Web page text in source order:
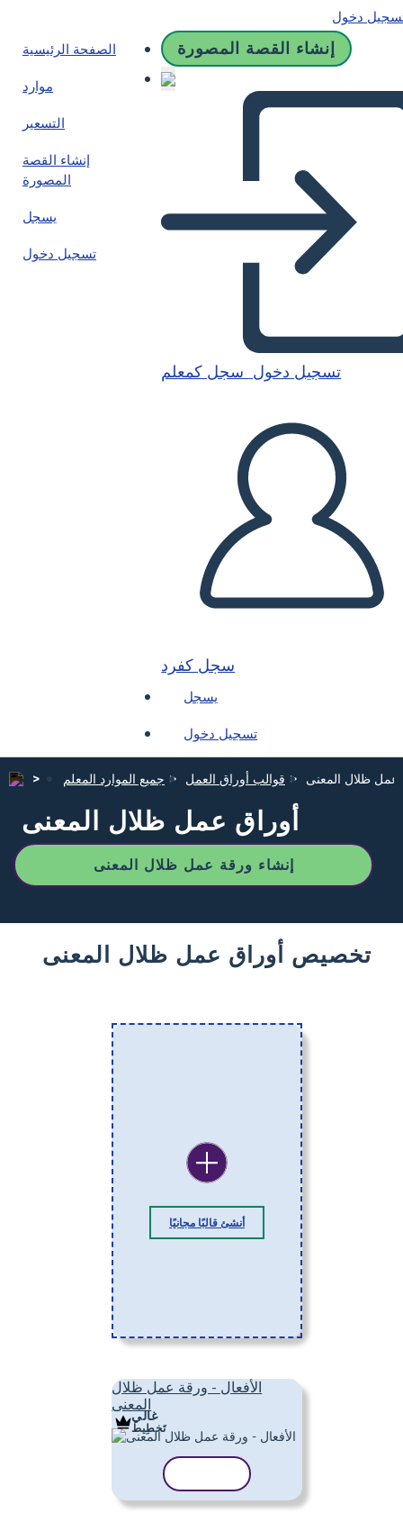
دخول
الصفحة الرئيسية
موارد
التسعير
إنشاء القصة
المصورة
يسجل
تسجيل دخول
إنشاء القصة المصورة
تسجيل دخول سجل كمعلم
سجل كفرد
يسجل
تسجيل دخول
جميع الموارد المعلم قوالب أوراق العمل عمل ظلال المعنى
أوراق عمل ظلال المعنى
إنشاء ورقة عمل ظلال المعنى
تخصيص أوراق عمل ظلال المعنى
أنشئ قالبًا مجانيًا
الأفعال - ورقة عمل ظلال
المعنى
غالي
تَخطِيط